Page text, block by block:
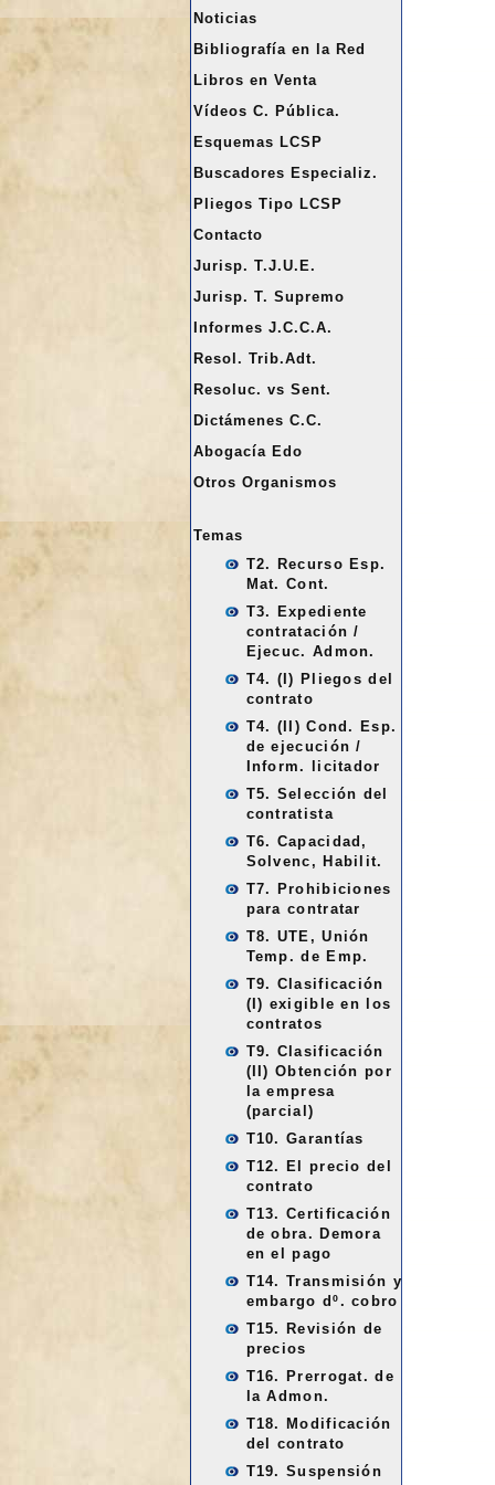
rNoticias
Bibliografía en la Red
Libros en Venta
Vídeos C. Pública.
Esquemas LCSP
Buscadores Especializ.
Pliegos Tipo LCSP
Contacto
Jurisp. T.J.U.E.
Jurisp. T. Supremo
Informes J.C.C.A.
Resol. Trib.Adt.
Resoluc. vs Sent.
Dictámenes C.C.
Abogacía Edo
Otros Organismos
Temas
T2. Recurso Esp.
Mat. Cont.
T3. Expediente
contratación /
Ejecuc. Admon.
T4. (I) Pliegos del
contrato
T4. (II) Cond. Esp.
de ejecución /
Inform. licitador
T5. Selección del
contratista
T6. Capacidad,
Solvenc, Habilit.
T7. Prohibiciones
para contratar
T8. UTE, Unión
Temp. de Emp.
T9. Clasificación
(I) exigible en los
contratos
T9. Clasificación
(II) Obtención por
la empresa
(parcial)
T10. Garantías
T12. El precio del
contrato
T13. Certificación
de obra. Demora
en el pago
T14. Transmisión y
embargo dº. cobro
T15. Revisión de
precios
T16. Prerrogat. de
la Admon.
T18. Modificación
del contrato
T19. Suspensión